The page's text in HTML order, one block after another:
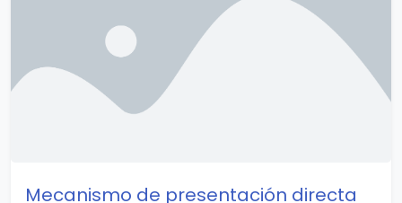
Mecanismo de presentación directa